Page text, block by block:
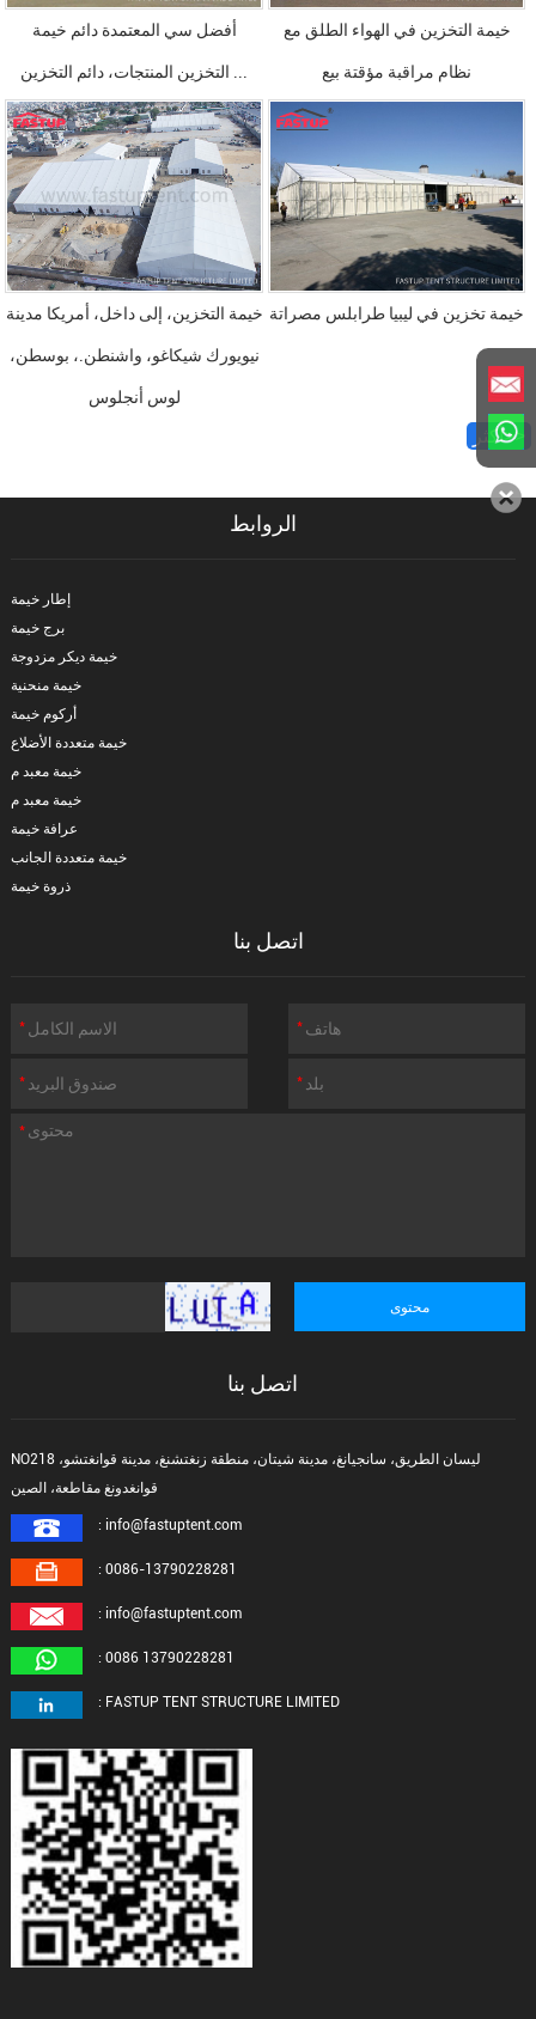
أفضل سي المعتمدة دائم خيمة خيمة التخزين في الهواء الطلق مع
نظام مراقبة مؤقتة بيع
خيمة التخزين، إلى داخل، أمريكا مدينة
نيويورك شيكاغو، واشنطن.، بوسطن،
لوس أنجلوس
خيمة تخزين في ليبيا طرابلس مصراتة
أكثر>>
الروابط
إطار خيمة
برج خيمة
خيمة ديكر مزدوجة
خيمة منحنية
أركوم خيمة
خيمة متعددة الأضلاع
خيمة معبد م
خيمة معبد م
عرافة خيمة
خيمة متعددة الجانب
ذروة خيمة
اتصل بنا
اتصل بنا
NO218 ليسان الطريق، سانجيانغ، مدينة شيتان، منطقة زنغتشنغ، مدينة قوانغتشو،
: info@fastuptent.com
: 0086-13790228281
: info@fastuptent.com
: 0086 13790228281
: FASTUP TENT STRUCTURE LIMITED